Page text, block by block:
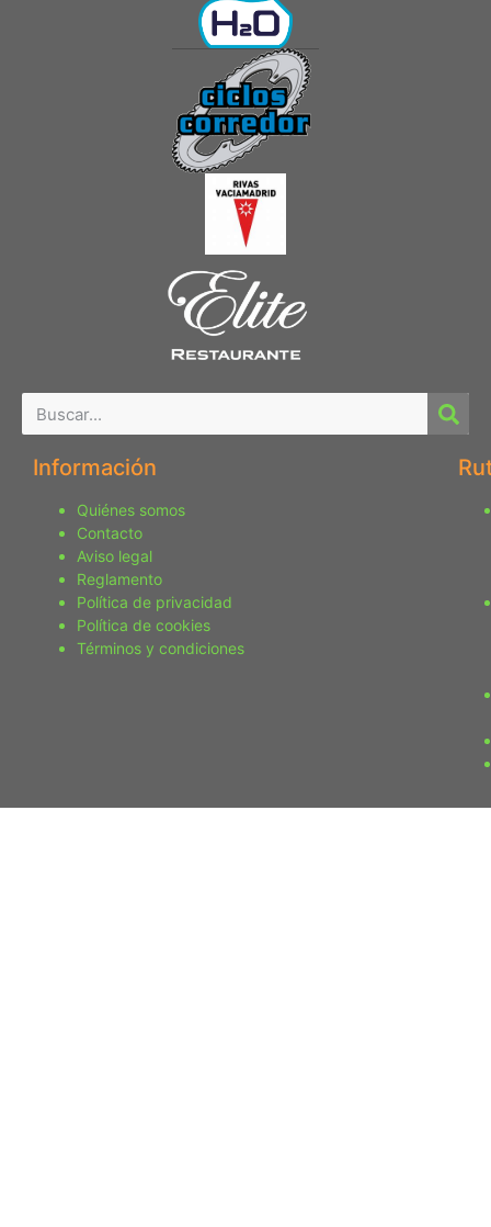
Información
Quiénes somos
Contacto
Aviso legal
Reglamento
Política de privacidad
Política de cookies
Términos y condiciones